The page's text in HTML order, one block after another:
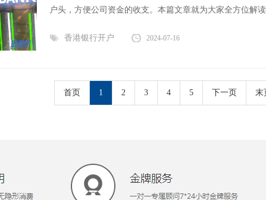
户头，方便公司资金的收支。本篇文章就为大家全方位解
香港银行开户 2024-07-16
首页 1 2 3 4 5 下一页 末